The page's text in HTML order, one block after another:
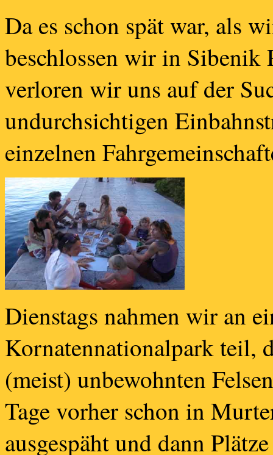
Da es schon spät war, als
beschlossen wir in Sibenik
verloren wir uns auf der
undurchsichtigen
einzelnen
Dienstags nahmen wir an
Kornatennationalpark teil,
(meist) unbewohnten
Tage vorher schon in
ausgespäht und dann